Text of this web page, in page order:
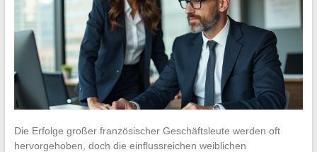
Die Erfolge großer französischer Geschäftsleute werden oft
hervorgehoben, doch die einflussreichen weiblichen